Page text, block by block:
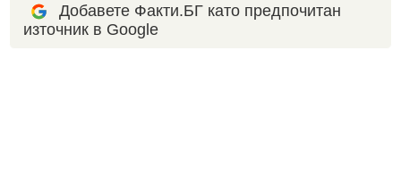
Добавете Факти.БГ като предпочитан
източник в Google